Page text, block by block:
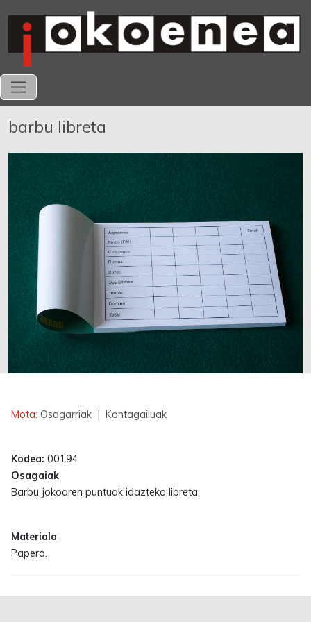
barbu libreta
Mota: Osagarriak | Kontagailuak
Kodea: 00194
Osagaiak
Barbu jokoaren puntuak idazteko libreta.
Materiala
Papera.